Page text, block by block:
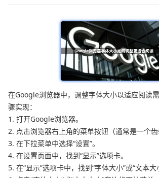
在Google浏览器中，调整字体大小以适应阅读
骤实现：
1. 打开Google浏览器。
2. 点击浏览器右上角的菜单按钮（通常是一个齿
3. 在下拉菜单中选择“设置”。
4. 在设置页面中，找到“显示”选项卡。
5. 在“显示”选项卡中，找到“字体大小”或“文本大